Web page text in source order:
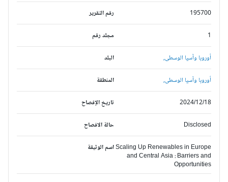
رقم التقرير
195700
مجلد رقم
البلد أوروبا وآسيا الوسطى,
المنطقة أوروبا وآسيا الوسطى,
تاريخ الإفصاح 2024/12/18
حالة الافصاح Disclosed
اسم الوثيقةScaling Up Renewables in Europe
and Central Asia : Barriers and
Opportunities